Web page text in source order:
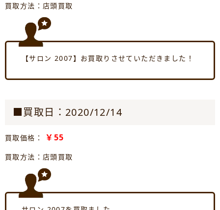
買取方法：店頭買取
【サロン 2007】お買取りさせていただきました！
■買取日：2020/12/14
買取価格： ￥55
買取方法：店頭買取